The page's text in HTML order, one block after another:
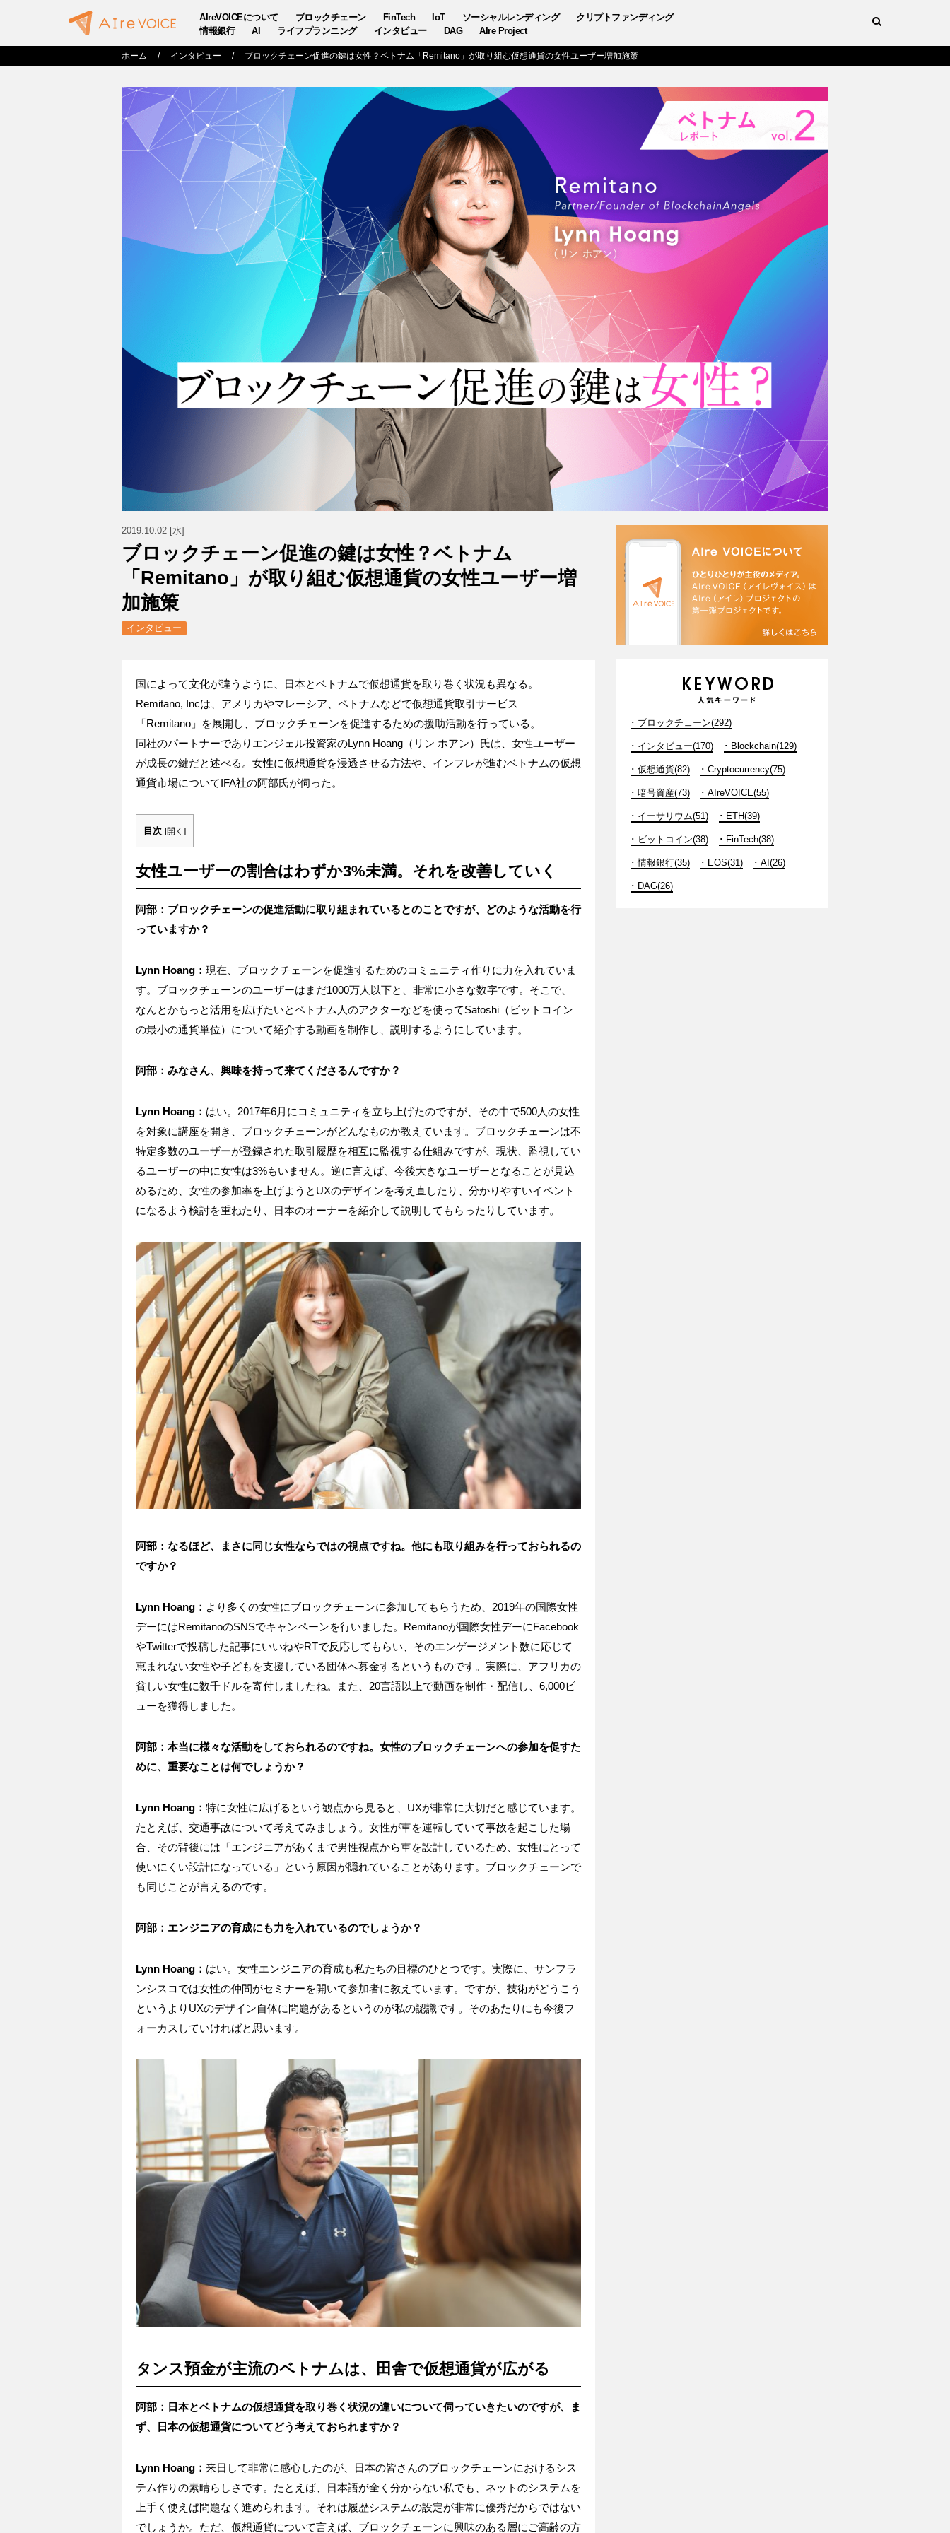
AIreVOICEについて ブロックチェーン FinTech IoT ソーシャルレンディング
クリプトファンディング
情報銀行
AI ライフプランニング インタビュー DAG AIre Project
ホーム インタビュー ブロックチェーン促進の鍵は女性？ベトナム「Remitano」が取り組む仮想通貨の女性ユーザー増加施策
2019.10.02 [水]
ブロックチェーン促進の鍵は女性？ベトナム
「Remitano」が取り組む仮想通貨の女性ユーザー増
加施策
インタビュー
国によって文化が違うように、日本とベトナムで仮想通貨を取り巻く状況も異なる。
Remitano, Incは、アメリカやマレーシア、ベトナムなどで仮想通貨取引サービス
「Remitano」を展開し、ブロックチェーンを促進するための援助活動を行っている。
同社のパートナーでありエンジェル投資家のLynn Hoang（リン ホアン）氏は、女性ユーザー
が成長の鍵だと述べる。女性に仮想通貨を浸透させる方法や、インフレが進むベトナムの仮想
通貨市場についてIFA社の阿部氏が伺った。
目次 [開く ]
女性ユーザーの割合はわずか3%未満。それを改善していく
阿部：ブロックチェーンの促進活動に取り組まれているとのことですが、どのような活動を行
っていますか？
Lynn Hoang： 現在、ブロックチェーンを促進するためのコミュニティ作りに力を入れていま
す。ブロックチェーンのユーザーはまだ1000万人以下と、非常に小さな数字です。そこで、
なんとかもっと活用を広げたいとベトナム人のアクターなどを使ってSatoshi（ビットコイン
の最小の通貨単位）について紹介する動画を制作し、説明するようにしています。
阿部：みなさん、興味を持って来てくださるんですか？
Lynn Hoang： はい。2017年6月にコミュニティを立ち上げたのですが、その中で500人の女性
を対象に講座を開き、ブロックチェーンがどんなものか教えています。ブロックチェーンは不
特定多数のユーザーが登録された取引履歴を相互に監視する仕組みですが、現状、監視してい
るユーザーの中に女性は3%もいません。逆に言えば、今後大きなユーザーとなることが見込
めるため、女性の参加率を上げようとUXのデザインを考え直したり、分かりやすいイベント
になるよう検討を重ねたり、日本のオーナーを紹介して説明してもらったりしています。
阿部：なるほど、まさに同じ女性ならではの視点ですね。他にも取り組みを行っておられるの
ですか？
Lynn Hoang： より多くの女性にブロックチェーンに参加してもらうため、2019年の国際女性
デーにはRemitanoのSNSでキャンペーンを行いました。Remitanoが国際女性デーにFacebook
やTwitterで投稿した記事にいいねやRTで反応してもらい、そのエンゲージメント数に応じて
恵まれない女性や子どもを支援している団体へ募金するというものです。実際に、アフリカの
貧しい女性に数千ドルを寄付しましたね。また、20言語以上で動画を制作・配信し、6,000ビ
ューを獲得しました。
阿部：本当に様々な活動をしておられるのですね。女性のブロックチェーンへの参加を促すた
めに、重要なことは何でしょうか？
Lynn Hoang： 特に女性に広げるという観点から見ると、UXが非常に大切だと感じています。
たとえば、交通事故について考えてみましょう。女性が車を運転していて事故を起こした場
合、その背後には「エンジニアがあくまで男性視点から車を設計しているため、女性にとって
使いにくい設計になっている」という原因が隠れていることがあります。ブロックチェーンで
も同じことが言えるのです。
阿部：エンジニアの育成にも力を入れているのでしょうか？
Lynn Hoang： はい。女性エンジニアの育成も私たちの目標のひとつです。実際に、サンフラ
ンシスコでは女性の仲間がセミナーを開いて参加者に教えています。ですが、技術がどうこう
というよりUXのデザイン自体に問題があるというのが私の認識です。そのあたりにも今後フ
ォーカスしていければと思います。
タンス預金が主流のベトナムは、田舎で仮想通貨が広がる
阿部：日本とベトナムの仮想通貨を取り巻く状況の違いについて伺っていきたいのですが、ま
ず、日本の仮想通貨についてどう考えておられますか？
Lynn Hoang： 来日して非常に感心したのが、日本の皆さんのブロックチェーンにおけるシス
テム作りの素晴らしさです。たとえば、日本語が全く分からない私でも、ネットのシステムを
上手く使えば問題なく進められます。それは履歴システムの設定が非常に優秀だからではない
でしょうか。ただ、仮想通貨について言えば、ブロックチェーンに興味のある層にご高齢の方
ブロックチェーン(292)
インタビュー(170) Blockchain(129)
仮想通貨(82) Cryptocurrency(75)
暗号資産(73) AIreVOICE(55)
イーサリウム(51) ETH(39)
ビットコイン(38) FinTech(38)
情報銀行(35) EOS(31) AI(26)
DAG(26)